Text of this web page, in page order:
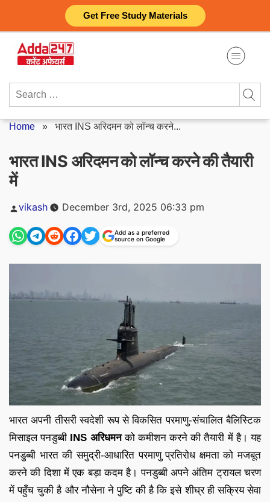
Get Free Study Materials
content
Search
Home » भारत INS अरिदमन को लॉन्च करने...
भारत INS अरिदमन को लॉन्च करने की तैयारी
में
Posted
vikash December 3rd, 2025 06:33 pm
Add as a preferred
source on Google
भारत अपनी तीसरी स्वदेशी रूप से विकसित परमाणु-संचालित बैलिस्टिक
मिसाइल पनडुब्बी INS अरिधमनको कमीशन करने की तैयारी में है। यह
पनडुब्बी भारत की समुद्री-आधारित परमाणु प्रतिरोध क्षमता को मजबूत
करने की दिशा में एक बड़ा कदम है। पनडुब्बी अपने अंतिम ट्रायल चरण
में पहुँच चुकी है और नौसेना ने पुष्टि की है कि इसे शीघ्र ही सक्रिय सेवा